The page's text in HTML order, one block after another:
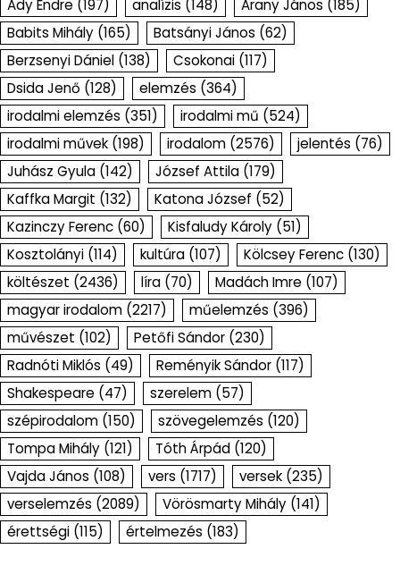
Ady Endre (197) analízis (148) Arany János (185)
Babits Mihály (165) Batsányi János (62)
Berzsenyi Dániel (138) Csokonai (117)
Dsida Jenő (128) elemzés (364)
irodalmi elemzés (351) irodalmi mű (524)
irodalmi művek (198) irodalom (2576) jelentés (76)
Juhász Gyula (142) József Attila (179)
Kaffka Margit (132) Katona József (52)
Kazinczy Ferenc (60) Kisfaludy Károly (51)
Kosztolányi (114) kultúra (107) Kölcsey Ferenc (130)
költészet (2436) líra (70) Madách Imre (107)
magyar irodalom (2217) műelemzés (396)
művészet (102) Petőfi Sándor (230)
Radnóti Miklós (49) Reményik Sándor (117)
Shakespeare (47) szerelem (57)
szépirodalom (150) szövegelemzés (120)
Tompa Mihály (121) Tóth Árpád (120)
Vajda János (108) vers (1717) versek (235)
verselemzés (2089) Vörösmarty Mihály (141)
érettségi (115) értelmezés (183)